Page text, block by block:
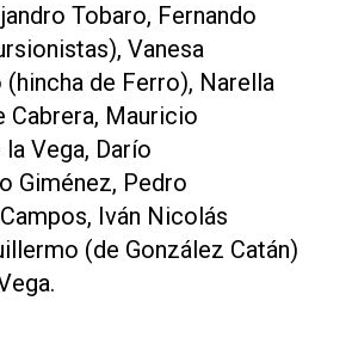
Tobaro, Fernando
Vanesa
(hincha de Ferro), Narella
Cabrera, Mauricio
Vega, Darío
Giménez, Pedro
Iván Nicolás
(de González Catán)